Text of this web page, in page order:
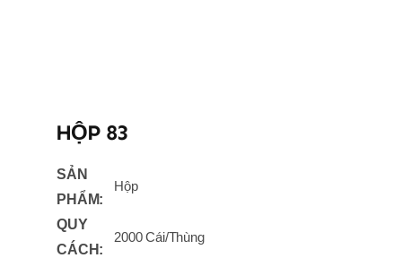
HỘP 83
SẢN
PHẨM:
QUY
CÁCH:
Hộp
2000 Cái/Thùng